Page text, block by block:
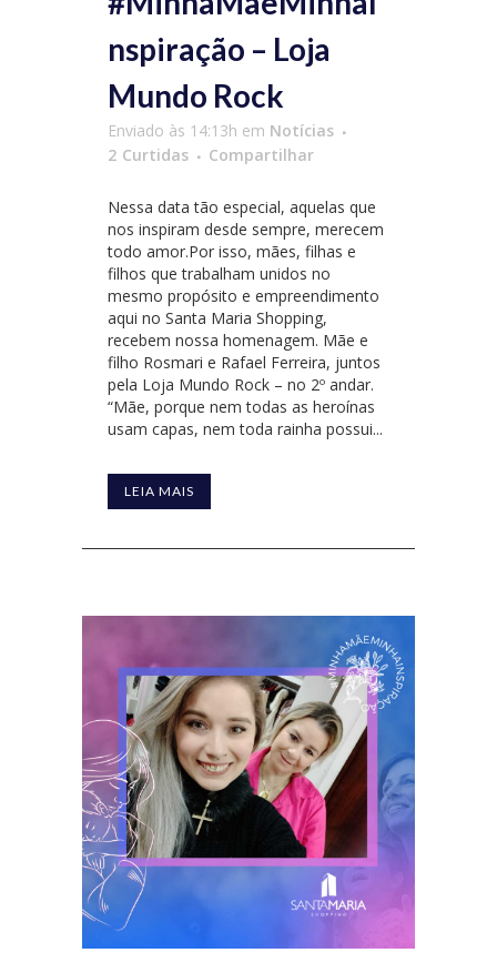
nspiração – Loja
Mundo Rock
Enviado às 14:13h em Notícias
2 Curtidas Compartilhar
Nessa data tão especial, aquelas que
nos inspiram desde sempre, merecem
todo amor.Por isso, mães, filhas e
filhos que trabalham unidos no
mesmo propósito e empreendimento
aqui no Santa Maria Shopping,
recebem nossa homenagem. Mãe e
filho Rosmari e Rafael Ferreira, juntos
pela Loja Mundo Rock – no 2º andar.
“Mãe, porque nem todas as heroínas
usam capas, nem toda rainha possui...
LEIA MAIS